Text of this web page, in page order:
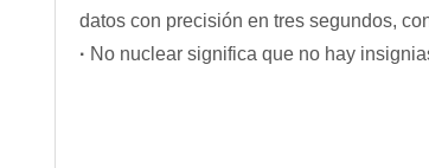
datos con precisión en tres segundos,
· No nuclear significa que no hay